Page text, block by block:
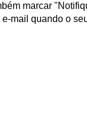
marcar
mail quando o